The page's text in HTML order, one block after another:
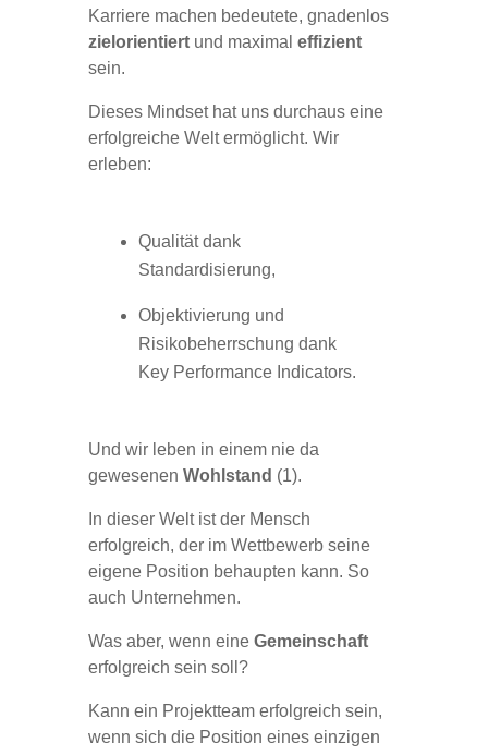
Karriere machen bedeutete, gnadenlos
zielorientiertund maximal effizient
sein.
Dieses Mindset hat uns durchaus eine
erfolgreiche Welt ermöglicht. Wir
erleben:
Qualität dank
Standardisierung,
Objektivierung und
Risikobeherrschung dank
Key Performance Indicators.
Und wir leben in einem nie da
gewesenen Wohlstand (1).
In dieser Welt ist der Mensch
erfolgreich, der im Wettbewerb seine
eigene Position behaupten kann. So
auch Unternehmen.
Was aber, wenn eine Gemeinschaft
erfolgreich sein soll?
Kann ein Projektteam erfolgreich sein,
wenn sich die Position eines einzigen